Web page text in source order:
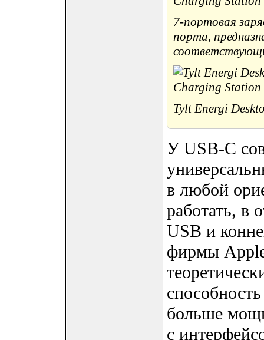
7-портовая
порта,
Tylt Energi
У USB-C
в любой
работать, в
USB и
фирмы
больше
с